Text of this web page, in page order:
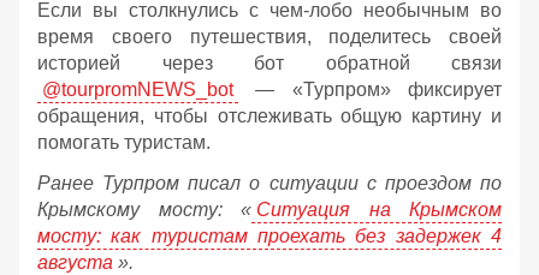
Если вы столкнулись с чем-лобо необычным во
время своего путешествия, поделитесь своей
историей через бот обратной связи
@tourpromNEWS_bot
— «Турпром» фиксирует
обращения, чтобы отслеживать общую картину и
помогать туристам.
Ранее Турпром писал о ситуации с проездом по
Крымскому мосту: « Ситуация на Крымском
мосту: как туристам проехать без задержек 4
августа ».